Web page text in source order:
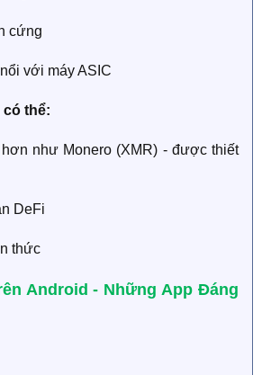
cứng
với máy ASIC
có thể:
như Monero (XMR) - được thiết
DeFi
thức
Android - Những App Đáng